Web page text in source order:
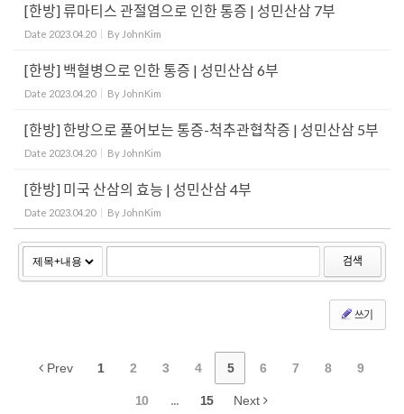
[한방] 류마티스 관절염으로 인한 통증 | 성민산삼 7부
Date 2023.04.20 By JohnKim
[한방] 백혈병으로 인한 통증 | 성민산삼 6부
Date 2023.04.20 By JohnKim
[한방] 한방으로 풀어보는 통증-척추관협착증 | 성민산삼 5부
Date 2023.04.20 By JohnKim
[한방] 미국 산삼의 효능 | 성민산삼 4부
Date 2023.04.20 By JohnKim
검색
쓰기
Prev 1 2 3 4 5 6 7 8 9
10 ... 15 Next